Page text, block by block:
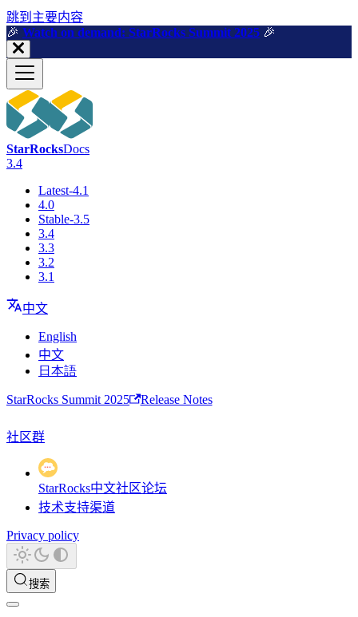
跳到主要内容
🎉️ Watch on demand: StarRocks Summit 2025 🎉️
StarRocksDocs
3.4
Latest-4.1
4.0
Stable-3.5
3.4
3.3
3.2
3.1
中文
English
中文
日本語
StarRocks Summit 2025 Release Notes
社区群
StarRocks中文社区论坛
技术支持渠道
Privacy policy
搜索